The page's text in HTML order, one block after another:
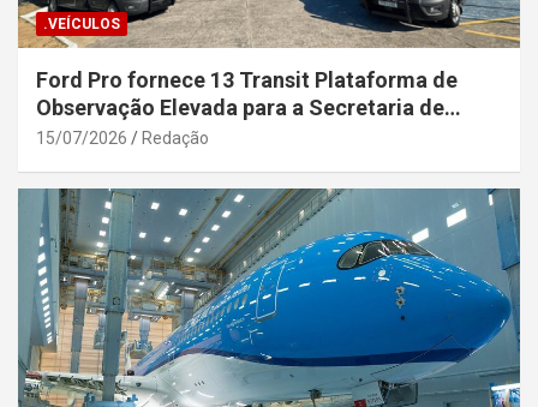
.VEÍCULOS
Ford Pro fornece 13 Transit Plataforma de
Observação Elevada para a Secretaria de
Segurança Pública da Bahia
15/07/2026 Redação